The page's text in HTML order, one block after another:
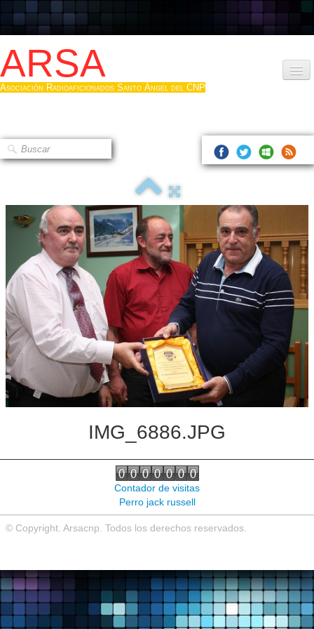
ARSA
Asociación Radioaficionados Santo Ángel del CNP
Que es la ARSA
Hacerse socio
Log diploma en Pdf
Fotos ▼
Sistemas Digitales
Noticias de interés
Contacto
IMG_6886.JPG
Contador de visitas
Perro jack russell
© Copyright. Arsacnp. Todos los derechos reservados.